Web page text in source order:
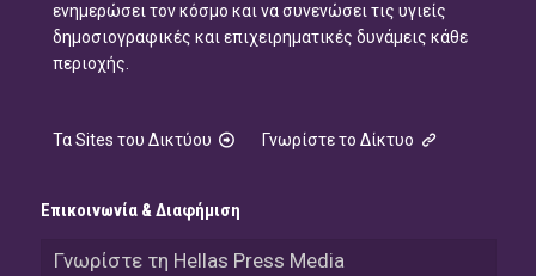
ενημερώσει τον κόσμο και να συνενώσει τις υγιείς
δημοσιογραφικές και επιχειρηματικές δυνάμεις κάθε
περιοχής.
Τα Sites του Δικτύου Γνωρίστε το Δίκτυο
Επικοινωνία & Διαφήμιση
Γνωρίστε τη Hellas Press Media